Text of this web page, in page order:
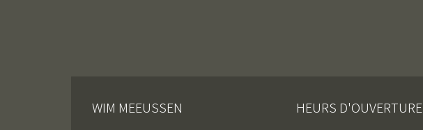
WIM MEEUSSEN HEURS D'OUVERTURE